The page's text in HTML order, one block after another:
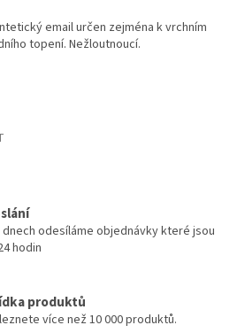
email určen zejména k vrchním
topení. Nežloutnoucí.
dnech odesíláme objednávky které jsou
hodin
produktů
více než 10 000 produktů.